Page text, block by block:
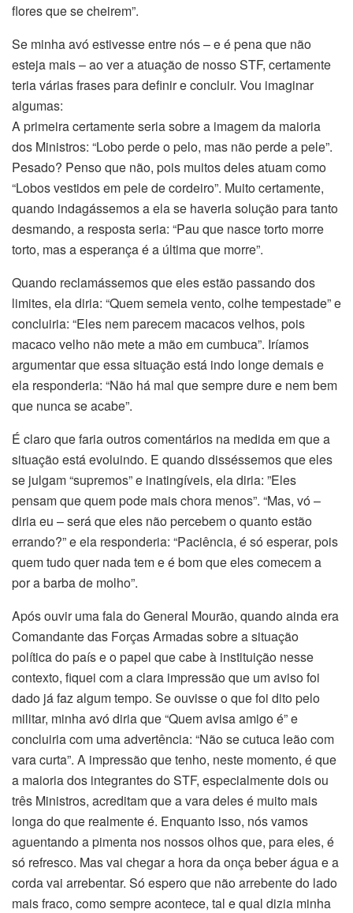
flores que se cheirem”.
Se minha avó estivesse entre nós – e é pena que não
esteja mais – ao ver a atuação de nosso STF, certamente
teria várias frases para definir e concluir. Vou imaginar
algumas:
A primeira certamente seria sobre a imagem da maioria
dos Ministros: “Lobo perde o pelo, mas não perde a pele”.
Pesado? Penso que não, pois muitos deles atuam como
“Lobos vestidos em pele de cordeiro”. Muito certamente,
quando indagássemos a ela se haveria solução para tanto
desmando, a resposta seria: “Pau que nasce torto morre
torto, mas a esperança é a última que morre”.
Quando reclamássemos que eles estão passando dos
limites, ela diria: “Quem semeia vento, colhe tempestade” e
concluiria: “Eles nem parecem macacos velhos, pois
macaco velho não mete a mão em cumbuca”. Iríamos
argumentar que essa situação está indo longe demais e
ela responderia: “Não há mal que sempre dure e nem bem
que nunca se acabe”.
É claro que faria outros comentários na medida em que a
situação está evoluindo. E quando disséssemos que eles
se julgam “supremos” e inatingíveis, ela diria: ”Eles
pensam que quem pode mais chora menos”. “Mas, vó –
diria eu – será que eles não percebem o quanto estão
errando?” e ela responderia: “Paciência, é só esperar, pois
quem tudo quer nada tem e é bom que eles comecem a
por a barba de molho”.
Após ouvir uma fala do General Mourão, quando ainda era
Comandante das Forças Armadas sobre a situação
política do país e o papel que cabe à instituição nesse
contexto, fiquei com a clara impressão que um aviso foi
dado já faz algum tempo. Se ouvisse o que foi dito pelo
militar, minha avó diria que “Quem avisa amigo é” e
concluiria com uma advertência: “Não se cutuca leão com
vara curta”. A impressão que tenho, neste momento, é que
a maioria dos integrantes do STF, especialmente dois ou
três Ministros, acreditam que a vara deles é muito mais
longa do que realmente é. Enquanto isso, nós vamos
aguentando a pimenta nos nossos olhos que, para eles, é
só refresco. Mas vai chegar a hora da onça beber água e a
corda vai arrebentar. Só espero que não arrebente do lado
mais fraco, como sempre acontece, tal e qual dizia minha